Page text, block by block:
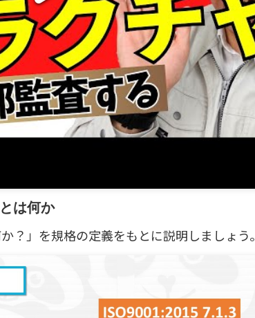
は何か
？」を規格の定義をもとに説明しましょう。